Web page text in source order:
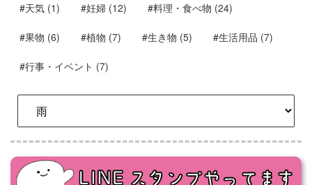
#天気 (1) #妊婦 (12) #料理・食べ物 (24)
#果物 (6) #植物 (7) #生き物 (5) #生活用品 (7)
#行事・イベント (7)